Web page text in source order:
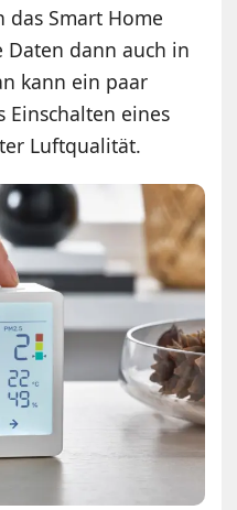
das Smart Home
dann auch in
kann ein paar
Einschalten eines
Luftqualität.